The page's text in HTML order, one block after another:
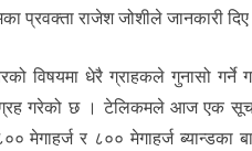
प्रवक्ता राजेश जोशीले जानकारी दिए
विषयमा धेरै ग्राहकले गुनासो
गरेको छ । टेलिकमले आज एक
मेगाहर्ज र ८०० मेगाहर्ज ब्यान्डका